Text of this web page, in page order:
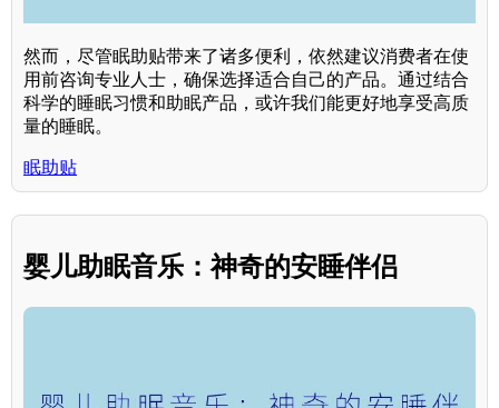
然而，尽管眠助贴带来了诸多便利，依然建议消费者在使
用前咨询专业人士，确保选择适合自己的产品。通过结合
科学的睡眠习惯和助眠产品，或许我们能更好地享受高质
量的睡眠。
眠助贴
婴儿助眠音乐：神奇的安睡伴侣